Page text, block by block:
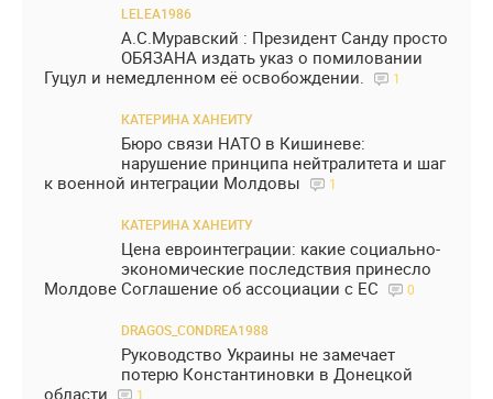
LELEA1986
А.С.Муравский : Президент Санду просто
ОБЯЗАНА издать указ о помиловании
Гуцул и немедленном её освобождении.
1
КАТЕРИНА ХАНЕИТУ
Бюро связи НАТО в Кишиневе:
нарушение принципа нейтралитета и шаг
к военной интеграции Молдовы
1
КАТЕРИНА ХАНЕИТУ
Цена евроинтеграции: какие социально-
экономические последствия принесло
Молдове Соглашение об ассоциации с ЕС
0
DRAGOS_CONDREA1988
Руководство Украины не замечает
потерю Константиновки в Донецкой
области
1